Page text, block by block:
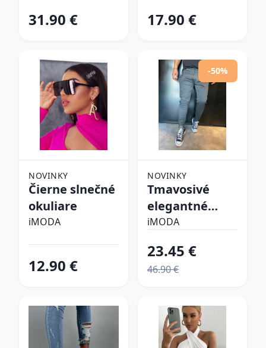
31.90 € 17.90 €
NOVINKY
Čierne slnečné
okuliare
iMODA
12.90 €
-50%
NOVINKY
Tmavosivé
elegantné
nohavice
iMODA
23.45 €
46.90 €